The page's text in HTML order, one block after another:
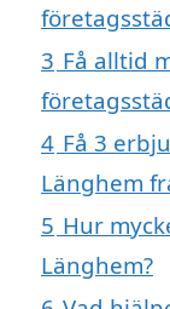
3 Få alltid
4 Få 3
Länghem
5 Hur
Länghem?